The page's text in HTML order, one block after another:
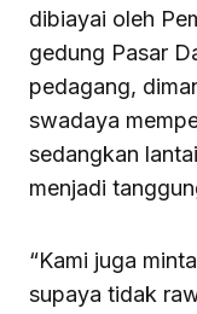
dibiayai oleh
gedung Pasar
pedagang,
swadaya
sedangkan
menjadi
“Kami juga
supaya tidak